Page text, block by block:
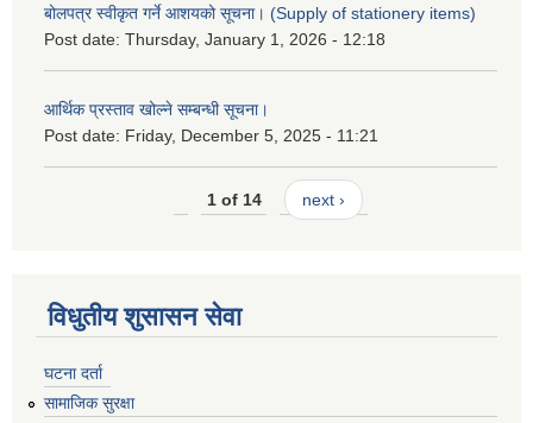
बोलपत्र स्वीकृत गर्ने आशयको सूचना। (Supply of stationery items)
Post date: Thursday, January 1, 2026 - 12:18
आर्थिक प्रस्ताव खोल्ने सम्बन्धी सूचना।
Post date: Friday, December 5, 2025 - 11:21
1 of 14 next ›
विधुतीय शुसासन सेवा
घटना दर्ता
सामाजिक सुरक्षा